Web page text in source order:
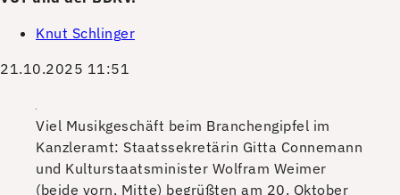
Knut Schlinger
21.10.2025 11:51
Viel Musikgeschäft beim Branchengipfel im
Kanzleramt: Staatssekretärin Gitta Connemann
und Kulturstaatsminister Wolfram Weimer
(beide vorn, Mitte) begrüßten am 20. Oktober